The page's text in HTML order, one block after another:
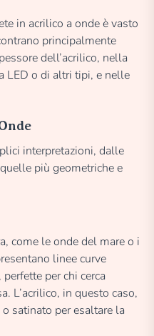
in acrilico a onde è vasto
principalmente
dell’acrilico, nella
LED o di altri tipi, e nelle
interpretazioni, dalle
più geometriche e
come le onde del mare o i
linee curve
per chi cerca
L’acrilico, in questo caso,
satinato per esaltare la